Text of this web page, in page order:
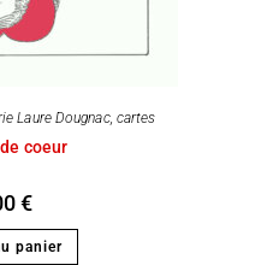
Laure Dougnac, cartes
coeur
€
panier